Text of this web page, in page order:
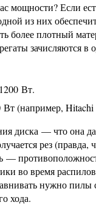
мощности? Если
из них
более плотный
зачисляются
Вт.
Вт (например,
диска — что она
рез
—
во время
нужно
хода.